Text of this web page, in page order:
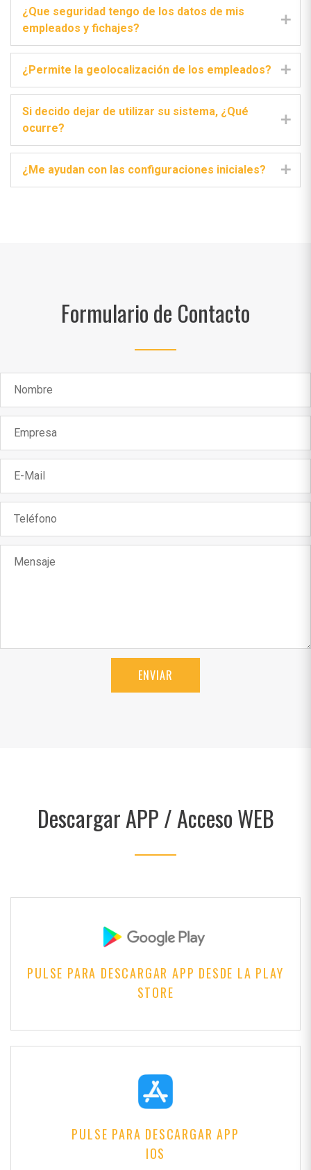
¿Que seguridad tengo de los datos de mis
empleados y fichajes?
¿Permite la geolocalización de los empleados?
Si decido dejar de utilizar su sistema, ¿Qué
ocurre?
¿Me ayudan con las configuraciones iniciales?
Formulario de Contacto
Nombre
Empresa
E-Mail
Teléfono
Mensaje
ENVIAR
Descargar APP / Acceso WEB
PULSE PARA DESCARGAR APP DESDE LA PLAY
STORE
PULSE PARA DESCARGAR APP
IOS